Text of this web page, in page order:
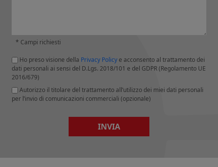
* Campi richiesti
Ho preso visione della Privacy Policy e acconsento al trattamento dei
dati personali ai sensi del D.Lgs. 2018/101 e del GDPR (Regolamento UE
2016/679)
Autorizzo il titolare del trattamento all’utilizzo dei miei dati personali
per l’invio di comunicazioni commerciali (opzionale)
INVIA